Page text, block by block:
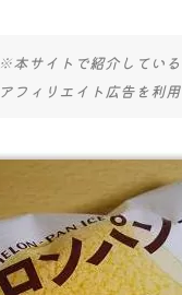
※本サイトで紹介してい
アフィリエイト広告を利